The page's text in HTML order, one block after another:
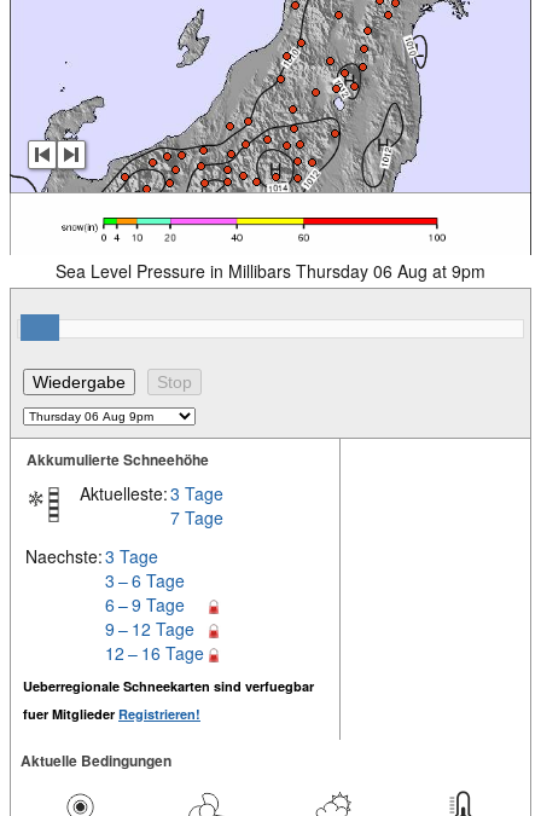
Sea Level Pressure in Millibars Thursday 06 Aug at 9pm
Akkumulierte Schneehöhe
Aktuelleste:3 Tage
7 Tage
Naechste:3 Tage
3 – 6 Tage
6 – 9 Tage
9 – 12 Tage
12 – 16 Tage
Ueberregionale Schneekarten sind verfuegbar
fuer Mitglieder Registrieren!
Aktuelle Bedingungen